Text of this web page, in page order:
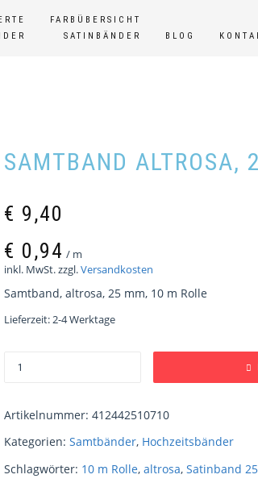
FARBÜBERSICHT
SATINBÄNDER
BLOG
SAMTBAND ALTROSA,
€ 9,40
€ 0,94 / m
inkl. MwSt.zzgl.Versandkosten
Samtband, altrosa, 25 mm, 10 m Rolle
Lieferzeit:2-4 Werktage
Artikelnummer: 412442510710
Kategorien: Samtbänder, Hochzeitsbänder
Schlagwörter: 10 m Rolle, altrosa, Satinband